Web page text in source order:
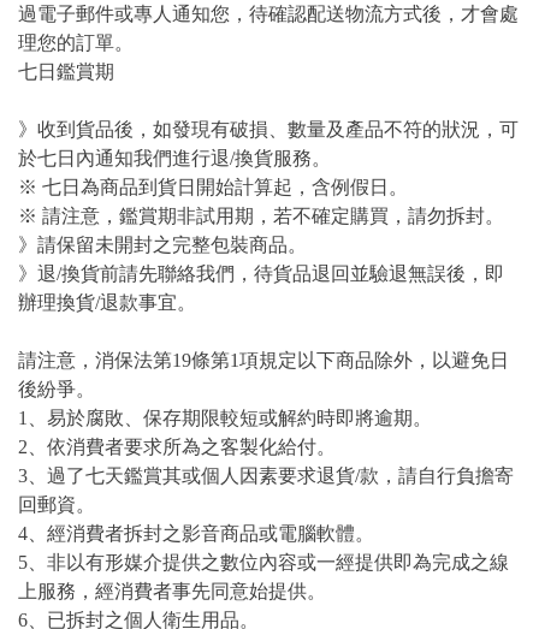
過電子郵件或專人通知您，待確認配送物流方式後，才會處
理您的訂單。
七日鑑賞期
》收到貨品後，如發現有破損、數量及產品不符的狀況，可
於七日內通知我們進行退/換貨服務。
※ 七日為商品到貨日開始計算起，含例假日。
※ 請注意，鑑賞期非試用期，若不確定購買，請勿拆封。
》請保留未開封之完整包裝商品。
》退/換貨前請先聯絡我們，待貨品退回並驗退無誤後，即
辦理換貨/退款事宜。
請注意，消保法第19條第1項規定以下商品除外，以避免日
後紛爭。
1、易於腐敗、保存期限較短或解約時即將逾期。
2、依消費者要求所為之客製化給付。
3、過了七天鑑賞其或個人因素要求退貨/款，請自行負擔寄
回郵資。
4、經消費者拆封之影音商品或電腦軟體。
5、非以有形媒介提供之數位內容或一經提供即為完成之線
上服務，經消費者事先同意始提供。
6、已拆封之個人衛生用品。